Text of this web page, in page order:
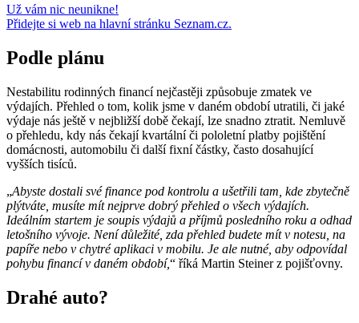
Už vám nic neunikne!
Přidejte si web na hlavní stránku Seznam.cz.
Podle plánu
Nestabilitu rodinných financí nejčastěji způsobuje zmatek ve
výdajích. Přehled o tom, kolik jsme v daném období utratili, či jaké
výdaje nás ještě v nejbližší době čekají, lze snadno ztratit. Nemluvě
o přehledu, kdy nás čekají kvartální či pololetní platby pojištění
domácnosti, automobilu či další fixní částky, často dosahující
vyšších tisíců.
„Abyste dostali své finance pod kontrolu a ušetřili tam, kde zbytečně
plýtváte, musíte mít nejprve dobrý přehled o všech výdajích.
Ideálním startem je soupis výdajů a příjmů posledního roku a odhad
letošního vývoje. Není důležité, zda přehled budete mít v notesu, na
papíře nebo v chytré aplikaci v mobilu. Je ale nutné, aby odpovídal
pohybu financí v daném období,“ říká Martin Steiner z pojišťovny.
Drahé auto?